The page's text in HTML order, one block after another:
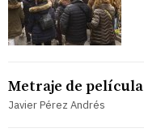
Metraje de película
Javier Pérez Andrés